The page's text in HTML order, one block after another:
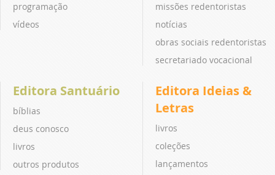
programação
vídeos
missões redentoristas
notícias
obras sociais redentoristas
secretariado vocacional
Editora Santuário
bíblias
deus conosco
livros
outros produtos
Editora Ideias &
Letras
livros
coleções
lançamentos